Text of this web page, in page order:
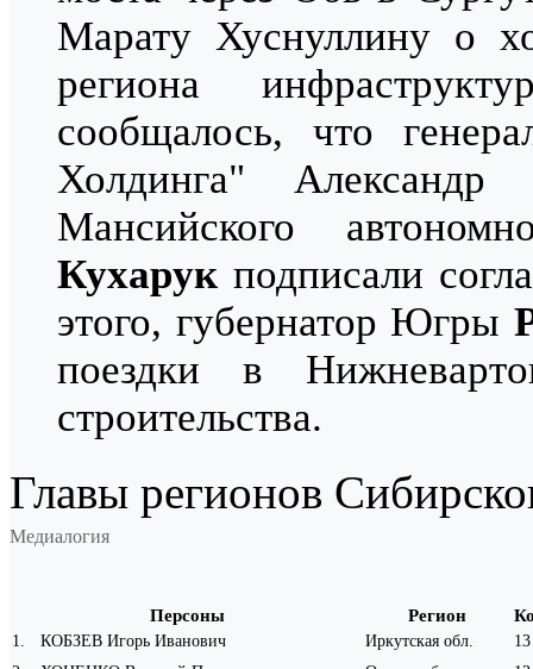
Марату Хуснуллину о
региона
сообщалось, что
Холдинга"
Мансийского
Кухарукподписали
этого, губернатор Югры
поездки в
строительства.
Главы регионов
Медиалогия
Персоны Регион
1 КОБЗЕВ Игорь Иванович Иркутская обл.